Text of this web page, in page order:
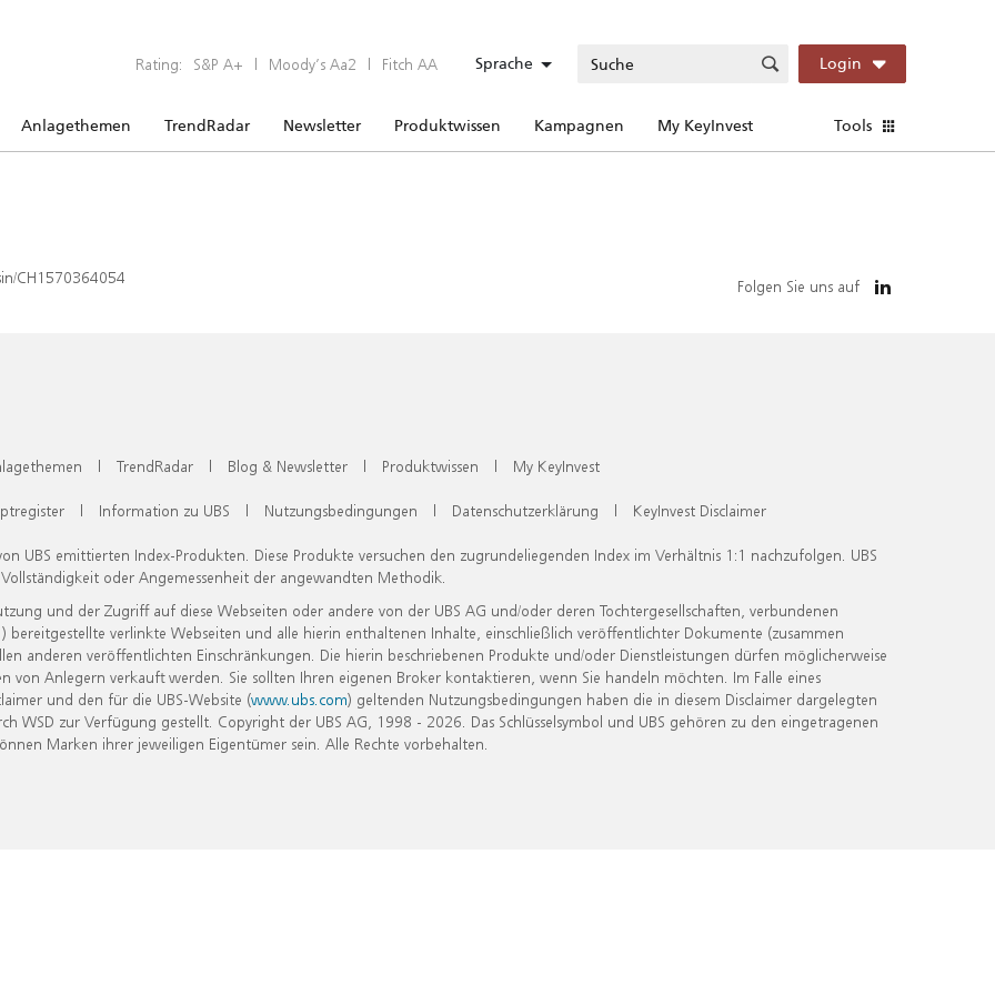
Rating: S&P A+ | Moody’s Aa2 | Fitch AA Sprache Login
Anlagethemen TrendRadar Newsletter Produktwissen Kampagnen My KeyInvest Tools
CH1570364054 Folgen Sie uns auf
| TrendRadar | Blog & Newsletter | Produktwissen | My KeyInvest
| Information zu UBS | Nutzungsbedingungen | Datenschutzerklärung | KeyInvest Disclaimer
UBS emittierten Index-Produkten. Diese Produkte versuchen den zugrundeliegenden Index im Verhältnis 1:1 nachzufolgen. UBS
oder Angemessenheit der angewandten Methodik.
und der Zugriff auf diese Webseiten oder andere von der UBS AG und/oder deren Tochtergesellschaften, verbundenen
verlinkte Webseiten und alle hierin enthaltenen Inhalte, einschließlich veröffentlichter Dokumente (zusammen
anderen veröffentlichten Einschränkungen. Die hierin beschriebenen Produkte und/oder Dienstleistungen dürfen möglicherweise
Anlegern verkauft werden. Sie sollten Ihren eigenen Broker kontaktieren, wenn Sie handeln möchten. Im Falle eines
und den für die UBS-Website (www.ubs.com) geltenden Nutzungsbedingungen haben die in diesem Disclaimer dargelegten
zur Verfügung gestellt. Copyright der UBS AG, 1998 - 2026. Das Schlüsselsymbol und UBS gehören zu den eingetragenen
Marken ihrer jeweiligen Eigentümer sein. Alle Rechte vorbehalten.